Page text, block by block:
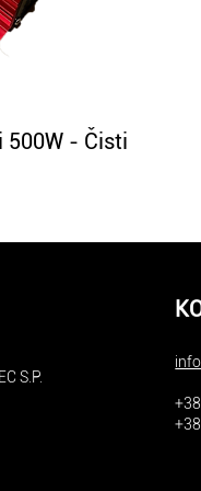
500W - Čisti
S.P.